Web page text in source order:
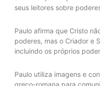
seus leitores sobre
Paulo afirma que Cristo
poderes, mas o Criador e
incluindo os próprios
Paulo utiliza imagens e
greco-romana para